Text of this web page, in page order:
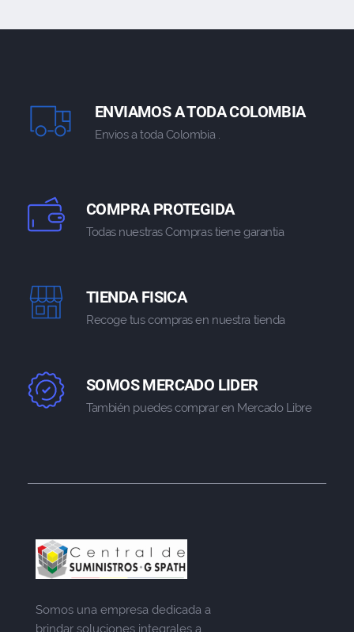
ENVIAMOS A TODA COLOMBIA
Envios a toda Colombia .
COMPRA PROTEGIDA
Todas nuestras Compras tiene garantia
TIENDA FISICA
Recoge tus compras en nuestra tienda
SOMOS MERCADO LIDER
También puedes comprar en Mercado Libre
Somos una empresa dedicada a
brindar soluciones integrales a